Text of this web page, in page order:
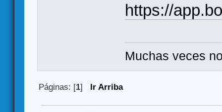
https://
Muchas veces
Páginas: [1] Ir Arriba